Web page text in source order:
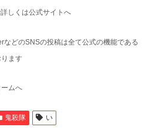
しくは公式サイトへ
などのSNSの投稿は全て公式の機能である
ます
ムへ
鬼殺隊 い